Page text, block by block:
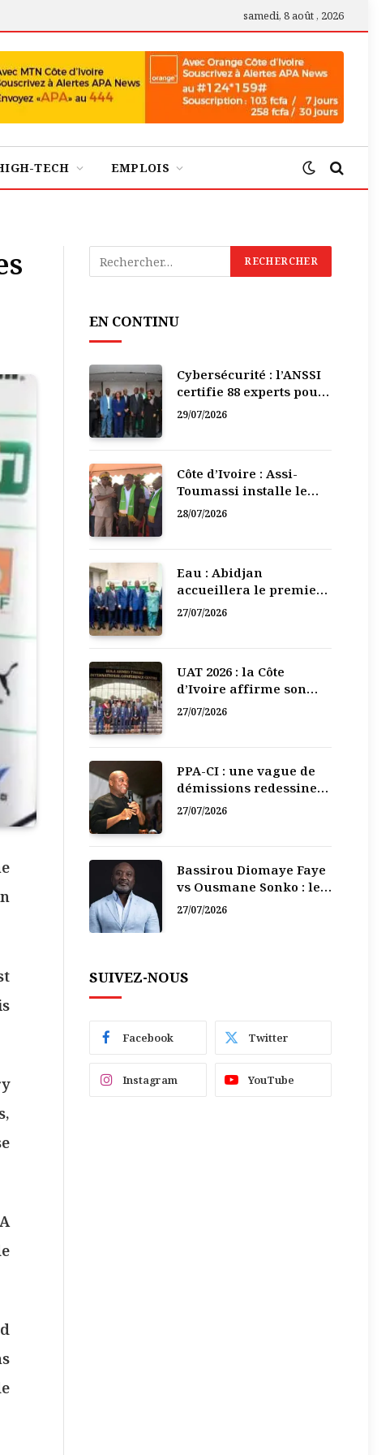
samedi, 8 août , 2026
TECH EMPLOIS
EN CONTINU
Cybersécurité : l’ANSSI
certifie 88 experts pour
renforcer la défense
29/07/2026
Côte d’Ivoire : Assi-
Toumassi installe le
bureau exécutif de sa
28/07/2026
Eau : Abidjan
accueillera le premier
Forum régional de
27/07/2026
UAT 2026 : la Côte
d’Ivoire affirme son
leadership numérique
27/07/2026
PPA-CI : une vague de
démissions redessine
la recomposition
27/07/2026
Bassirou Diomaye Faye
vs Ousmane Sonko : le
vacarme du pouvoir ne
27/07/2026
SUIVEZ-NOUS
Facebook Twitter
Instagram YouTube